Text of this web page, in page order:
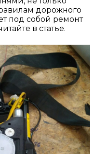
дорожного
под собой ремонт
в статье.